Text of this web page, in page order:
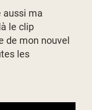
aussi ma
le clip
de mon nouvel
les